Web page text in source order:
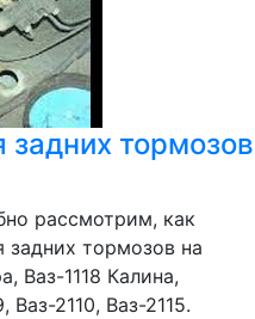
задних тормозов
рассмотрим, как
задних тормозов на
Ваз-1118 Калина,
Ваз-2110, Ваз-2115.